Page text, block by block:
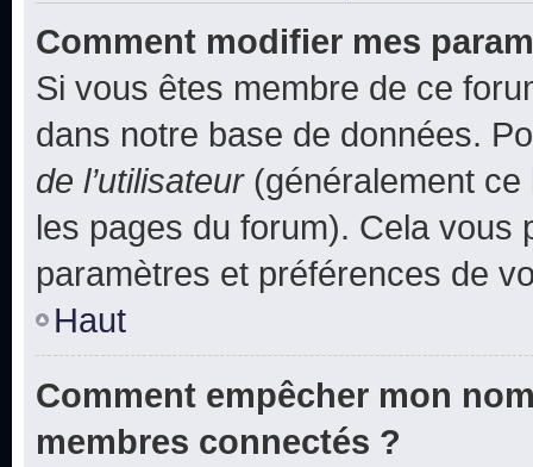
Comment modifier mes
Si vous êtes membre de ce
dans notre base de données.
de l’utilisateur(généralement ce
les pages du forum). Cela vous
paramètres et préférences de
Haut
Comment empêcher mon
membres connectés ?